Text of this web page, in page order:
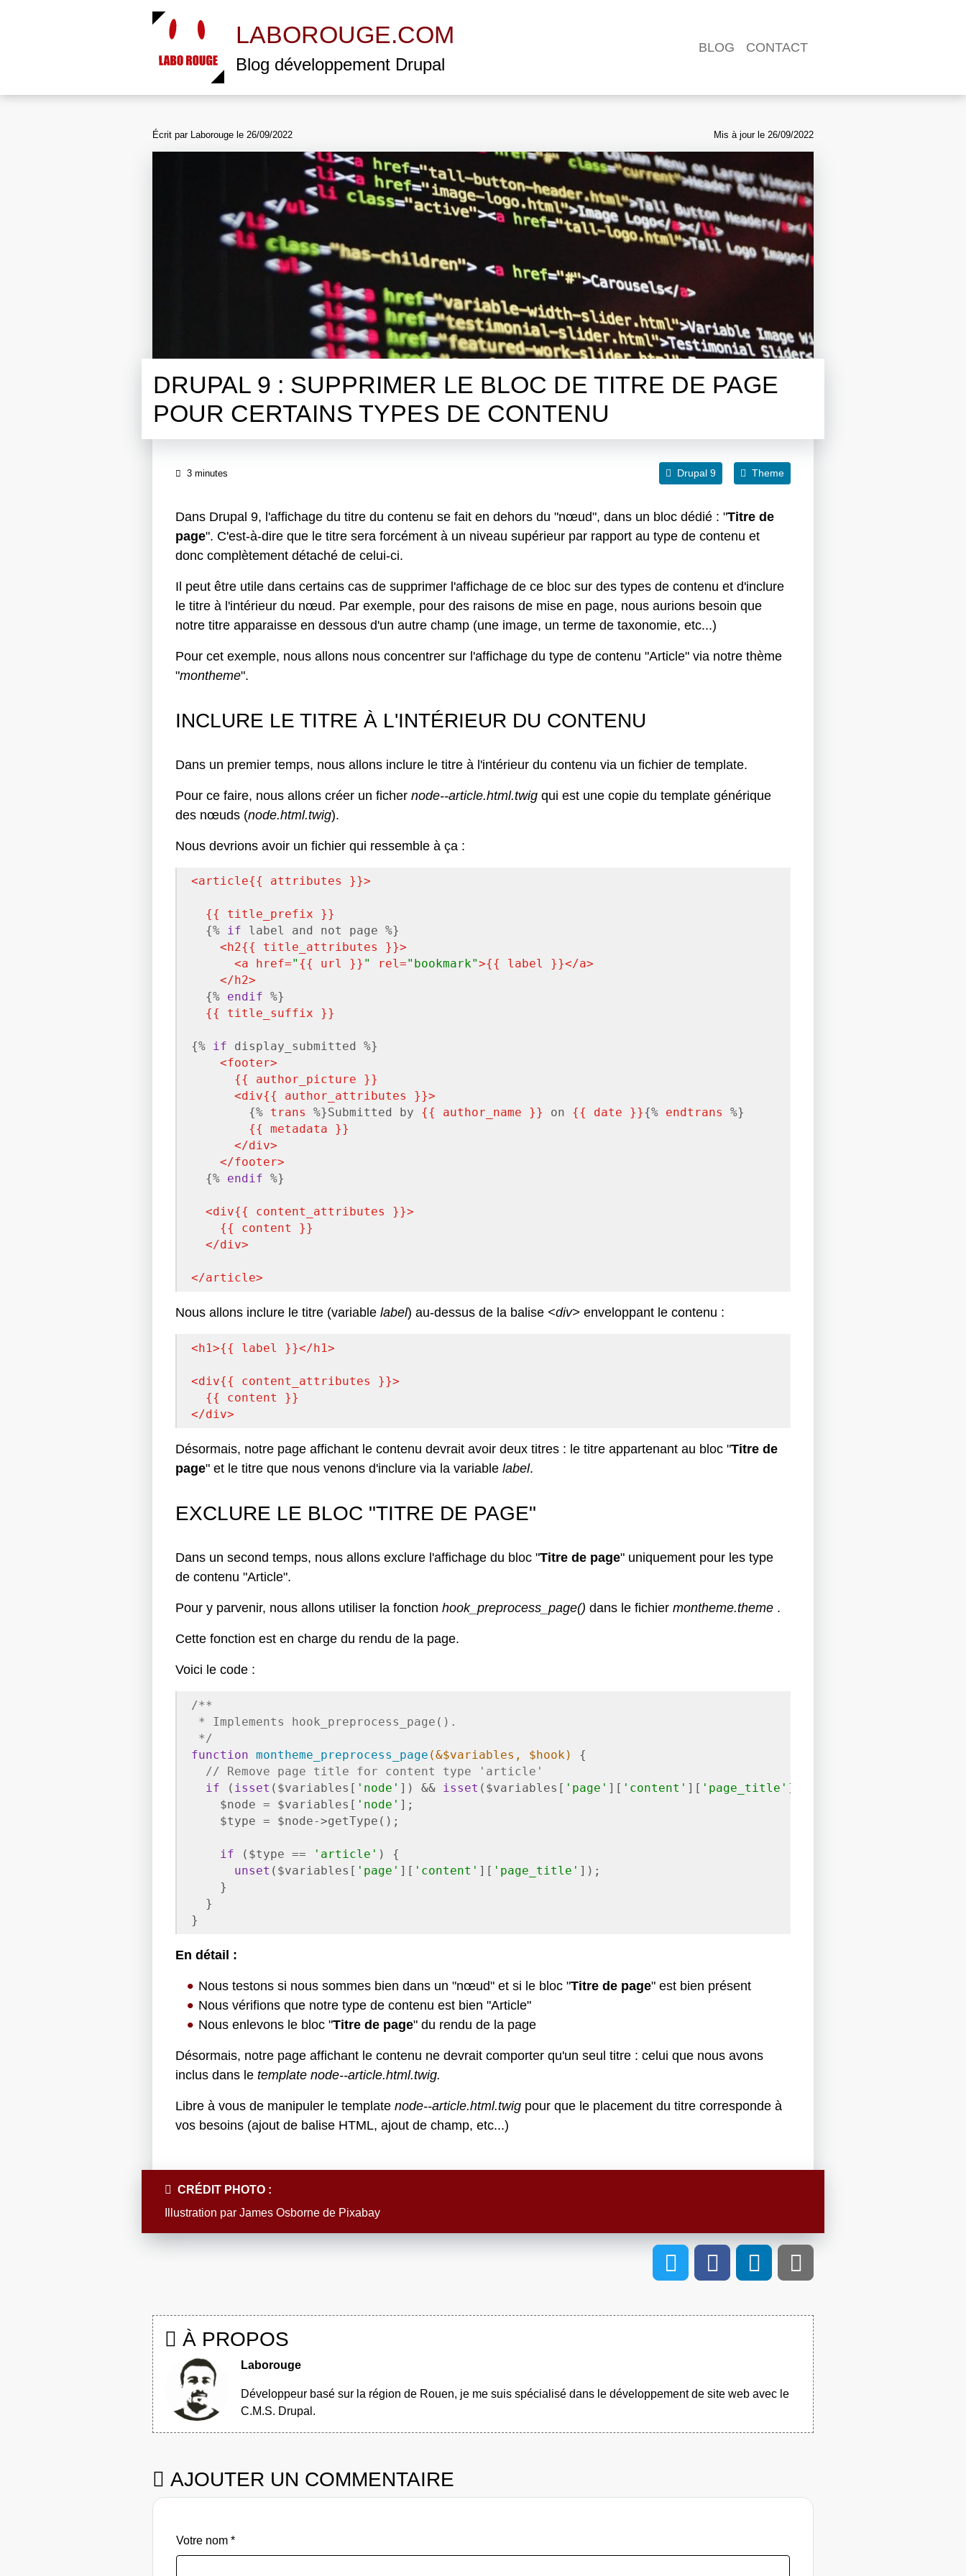
LABOROUGE.COM
Blog développement Drupal
Navigation
BLOG CONTACT
Écrit par Laborouge le 26/09/2022 Mis à jour le 26/09/2022
DRUPAL 9 : SUPPRIMER LE BLOC DE TITRE DE PAGE
POUR CERTAINS TYPES DE CONTENU
3 minutes Drupal 9 Theme
Dans Drupal 9, l'affichage du titre du contenu se fait en dehors du "nœud", dans un bloc dédié : "Titre de
page". C'est-à-dire que le titre sera forcément à un niveau supérieur par rapport au type de contenu et
donc complètement détaché de celui-ci.
Il peut être utile dans certains cas de supprimer l'affichage de ce bloc sur des types de contenu et d'inclure
le titre à l'intérieur du nœud. Par exemple, pour des raisons de mise en page, nous aurions besoin que
notre titre apparaisse en dessous d'un autre champ (une image, un terme de taxonomie, etc...)
Pour cet exemple, nous allons nous concentrer sur l'affichage du type de contenu "Article" via notre thème
"montheme".
INCLURE LE TITRE À L'INTÉRIEUR DU CONTENU
Dans un premier temps, nous allons inclure le titre à l'intérieur du contenu via un fichier de template.
Pour ce faire, nous allons créer un ficher node--article.html.twig qui est une copie du template générique
des nœuds (node.html.twig).
Nous devrions avoir un fichier qui ressemble à ça :
<article{{ attributes }}>
{{ title_prefix }}
{% if label and not page %}
< h2{{ title_attributes }}>
<a href=" {{ url }} " rel="bookmark">{{ label }}</a>
</ h2>
{% endif %}
{{ title_suffix }}
{% if display_submitted %}
<footer>
{{ author_picture }}
<div{{ author_attributes }}>
{% trans %}Submitted by {{ author_name }} on {{ date }}{% endtrans
%}
{{ metadata }}
</div>
</footer>
{% endif %}
<div{{ content_attributes }}>
{{ content }}
</div>
</article>
Nous allons inclure le titre (variable label) au-dessus de la balise <div> enveloppant le contenu :
<h1>{{ label }}</h1>
<div{{ content_attributes }}>
{{ content }}
</div>
Désormais, notre page affichant le contenu devrait avoir deux titres : le titre appartenant au bloc "Titre de
page" et le titre que nous venons d'inclure via la variable label.
EXCLURE LE BLOC "TITRE DE PAGE"
Dans un second temps, nous allons exclure l'affichage du bloc "Titre de page" uniquement pour les type
de contenu "Article".
Pour y parvenir, nous allons utiliser la fonction hook_preprocess_page() dans le fichier montheme.theme .
Cette fonction est en charge du rendu de la page.
Voici le code :
/**
* Implements hook_preprocess_page().
*/
function montheme_preprocess_page (&$variables, $hook)
{
// Remove page title for content type 'article'
if ( isset ($variables[ 'node' ]) && isset ($variables[ 'page' ][ 'content' ][ 'page_title' ])) {
    $node = $variables[
'node' ];
    $type = $node->getType();
if ($type == 'article' ) {
unset ($variables[ 'page' ][ 'content' ][ 'page_title' ]);
    }
  }
}
En détail :
Nous testons si nous sommes bien dans un "nœud" et si le bloc "Titre de page" est bien présent
Nous vérifions que notre type de contenu est bien "Article"
Nous enlevons le bloc "Titre de page" du rendu de la page
Désormais, notre page affichant le contenu ne devrait comporter qu'un seul titre : celui que nous avons
inclus dans le template node--article.html.twig.
Libre à vous de manipuler le template node--article.html.twig pour que le placement du titre corresponde à
vos besoins (ajout de balise HTML, ajout de champ, etc...)
CRÉDIT PHOTO :
Illustration par James Osborne de Pixabay
À PROPOS
Laborouge
Développeur basé sur la région de Rouen, je me suis spécialisé dans le développement de site web avec le
C.M.S. Drupal.
AJOUTER UN COMMENTAIRE
Votre nom